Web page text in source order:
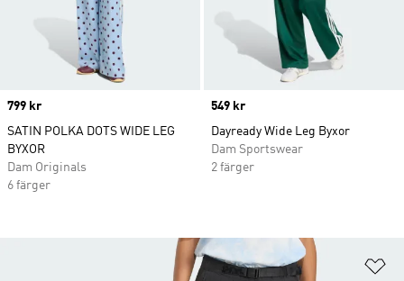
Price
799 kr
SATIN POLKA DOTS WIDE LEG
BYXOR
Dam Originals
6 färger
Price
549 kr
Dayready Wide Leg Byxor
Dam Sportswear
2 färger